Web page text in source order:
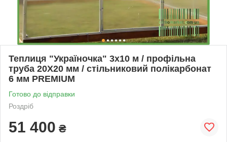
Теплиця "Україночка" 3х10 м / профільна
труба 20Х20 мм / стільниковий полікарбонат
6 мм PREMIUM
Готово до відправки
Роздріб
51 400 ₴